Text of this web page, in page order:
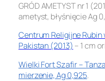
GRÓD AMETYST nr 1
ametyst, błyśnięcie Ag
Centrum Religijne Rubin
Pakistan (2013) – 1 cm
Wielki Fort Szafir –
mierzenie, Ag 0,925.